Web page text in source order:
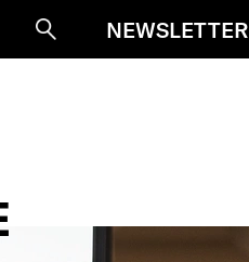
SucheNEWSLETTER